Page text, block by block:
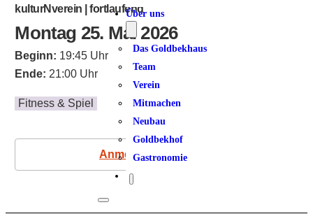
Über uns
Das Goldbekhaus
Team
Verein
Mitmachen
Neubau
Goldbekhof
Gastronomie
kulturNverein | fortlaufend
Montag 25. Mai 2026
Beginn: 19:45 Uhr
Ende: 21:00 Uhr
Fitness & Spiel
Anmeldung